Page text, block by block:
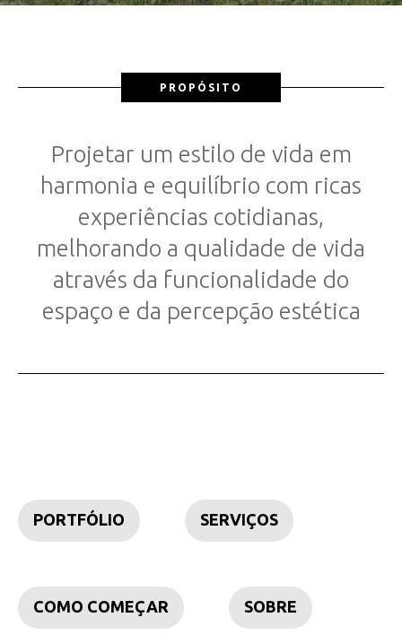
PROPÓSITO
Projetar um estilo de vida em
harmonia e equilíbrio com ricas
experiências cotidianas,
melhorando a qualidade de vida
através da funcionalidade do
espaço e da percepção estética
PORTFÓLIO SERVIÇOS
COMO COMEÇAR SOBRE